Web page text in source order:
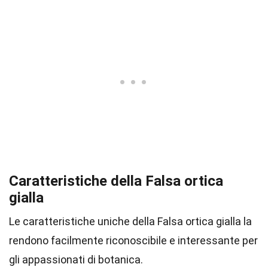
Caratteristiche della Falsa ortica
gialla
Le caratteristiche uniche della Falsa ortica gialla la
rendono facilmente riconoscibile e interessante per
gli appassionati di botanica.